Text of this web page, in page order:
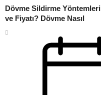
Dövme Sildirme Yöntemleri
ve Fiyatı? Dövme Nasıl